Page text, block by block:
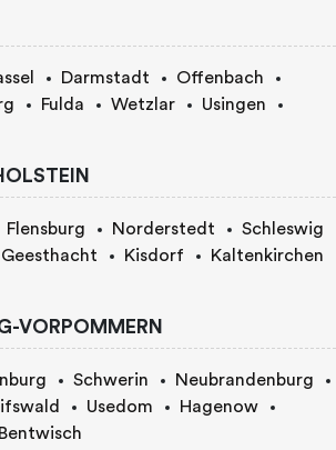
Darmstadt
Offenbach
Fulda Wetzlar
Usingen
Flensburg Norderstedt
Schleswig
Geesthacht Kisdorf
Kaltenkirchen
VORPOMMERN
Schwerin
Neubrandenburg
Usedom
Hagenow
Bentwisch